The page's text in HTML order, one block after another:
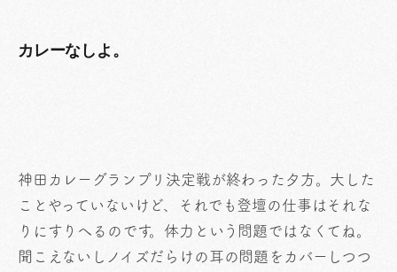
カレーなしよ。
神田カレーグランプリ決定戦が終わった夕方。大した
ことやっていないけど、それでも登壇の仕事はそれな
りにすりへるのです。体力という問題ではなくてね。
聞こえないしノイズだらけの耳の問題をカバーしつつ